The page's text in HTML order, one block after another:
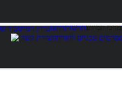
מרכז המידעחדשותוידאוערוץ הפייסבוק
טכניים להורדהיצירת קשר